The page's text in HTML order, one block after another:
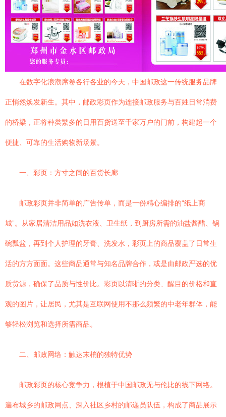
在数字化浪潮席卷各行各业的今天，中国邮政这一传统服务品牌
正悄然焕发新生。其中，邮政彩页作为连接邮政服务与百姓日常消费
的桥梁，正将种类繁多的日用百货送至千家万户的门前，构建起一个
便捷、可靠的生活购物新场景。
一、彩页：方寸之间的百货长廊
邮政彩页并非简单的广告传单，而是一份精心编排的“纸上商
城”。从家居清洁用品如洗衣液、卫生纸，到厨房所需的油盐酱醋、锅
碗瓢盆，再到个人护理的牙膏、洗发水，彩页上的商品覆盖了日常生
活的方方面面。这些商品通常与知名品牌合作，或是由邮政严选的优
质货源，确保了品质与性价比。彩页以清晰的分类、醒目的价格和直
观的图片，让居民，尤其是互联网使用不那么频繁的中老年群体，能
够轻松浏览和选择所需商品。
二、邮政网络：触达末梢的独特优势
邮政彩页的核心竞争力，根植于中国邮政无与伦比的线下网络。
遍布城乡的邮政网点、深入社区乡村的邮递员队伍，构成了商品展示